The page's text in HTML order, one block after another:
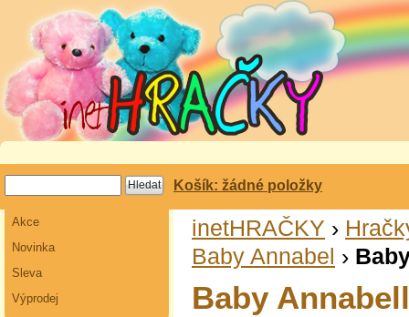
Košík: žádné položky
Akce
Novinka
Sleva
Výprodej
inetHRAČKY ›
Baby Annabel ›
Baby